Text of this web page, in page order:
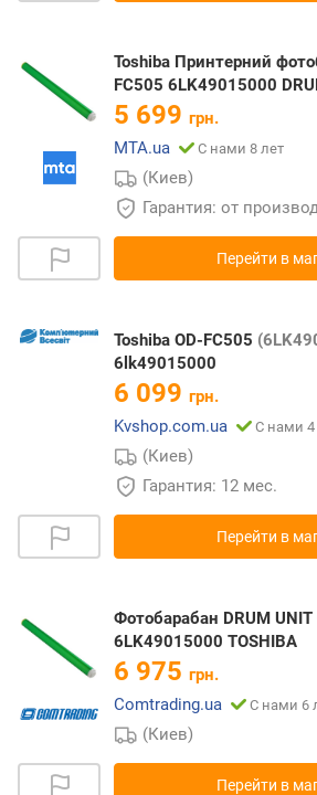
Toshiba Принтерний
FC505 6LK49015000
5 699 грн.
MTA.ua
С нами 8 лет
(Киев)
Гарантия: от
Перейти в
Toshiba OD-FC505
6lk49015000
6 099 грн.
Kvshop.com.ua
С нами 4
(Киев)
Гарантия: 12 мес.
Перейти в
Фотобарабан DRUM UNIT
6LK49015000 TOSHIBA
6 975 грн.
Comtrading.ua
С нами 6
(Киев)
Перейти в